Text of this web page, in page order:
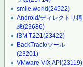
smile.world(24522)
Android/ディレクトリ構
成(23686)
IBM T221(23422)
BackTrack/ツール
(23201)
VMware VIX API(23119)